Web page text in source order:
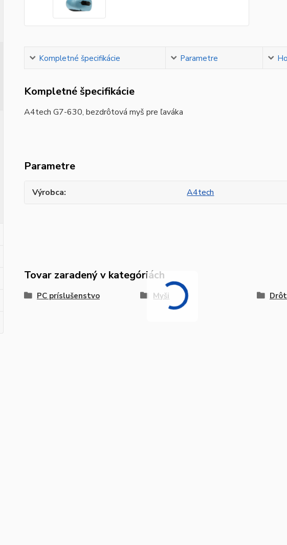
Kompletné špecifikácie Parametre
Kompletné špecifikácie
A4tech G7-630, bezdrôtová myš pre ľaváka
Parametre
Výrobca A4tech
Tovar zaradený v kategóriách
PC príslušenstvo Myši